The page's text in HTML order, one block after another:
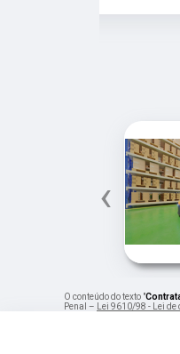
‹
O conteúdo do texto "
Penal –
Lei 9610/98 - Lei